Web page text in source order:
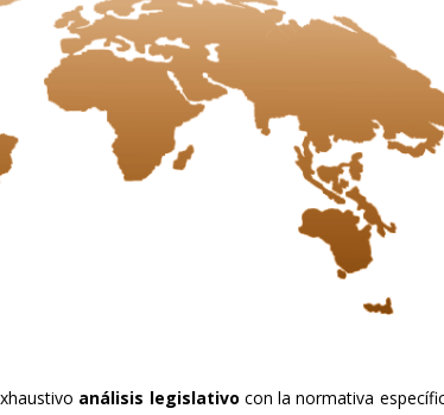
análisis legislativo con la normativa